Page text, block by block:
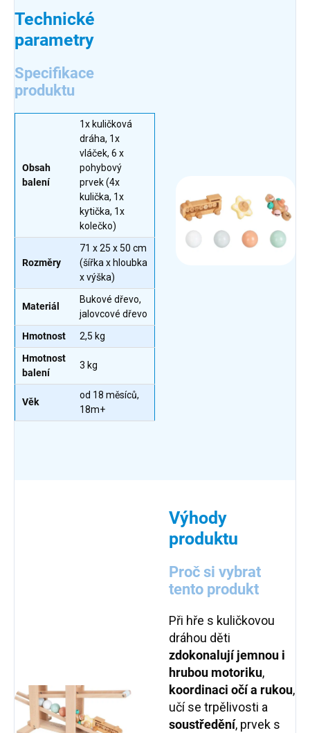
Technické
parametry
Specifikace
produktu
Obsah
balení
1x kuličková
dráha, 1x
vláček, 6 x
pohybový
prvek (4x
kulička, 1x
kytička, 1x
kolečko)
Rozměry
71 x 25 x 50 cm
(šířka x hloubka
x výška)
Materiál
Bukové dřevo,
jalovcové dřevo
Hmotnost
2,5 kg
Hmotnost
balení
3 kg
Věk
od 18 měsíců,
18m+
Výhody
produktu
Proč si vybrat
tento produkt
Při hře s kuličkovou
dráhou děti
zdokonalují jemnou i
hrubou motoriku,
koordinaci očí a rukou,
učí se trpělivosti a
soustředění, prvek s